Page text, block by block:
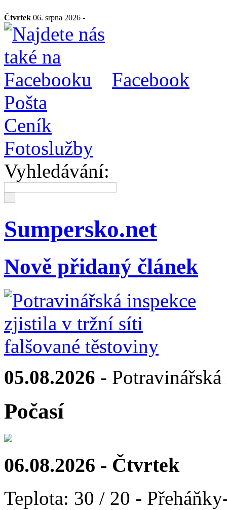
Čtvrtek 06. srpna 2026 -
Facebook
Pošta
Ceník
Fotoslužby
Vyhledávání:
Sumpersko.net
Nově přidaný článek
05.08.2026 -
Počasí
06.08.2026 - Čtvrtek
Teplota: 30 / 20 -